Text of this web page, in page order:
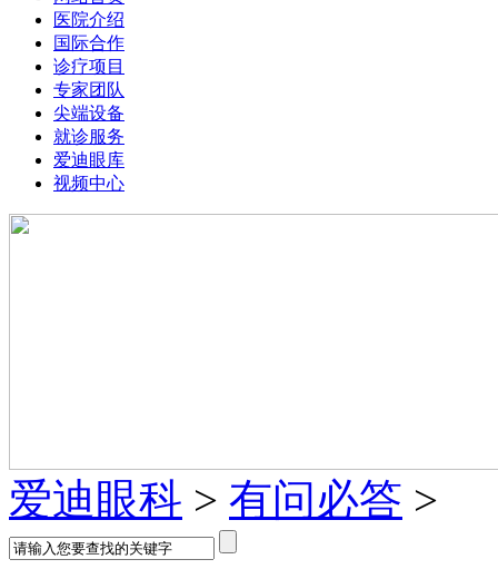
医院介绍
国际合作
诊疗项目
专家团队
尖端设备
就诊服务
爱迪眼库
视频中心
爱迪眼科 > 有问必答 >